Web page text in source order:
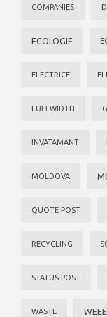
COMPANIES
ECOLOGIE
ELECTRICE
FULLWIDTH
INVATAMANT
MOLDOVA
QUOTE POST
RECYCLING
STATUS POST
WASTE WEEE